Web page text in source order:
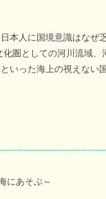
日本人に国境意識はな
化圏としての河川流域
いった海上の視えない
にあそぶ～